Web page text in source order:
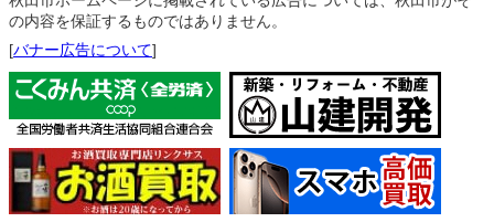
の内容を保証するものではありません。
[バナー広告について]